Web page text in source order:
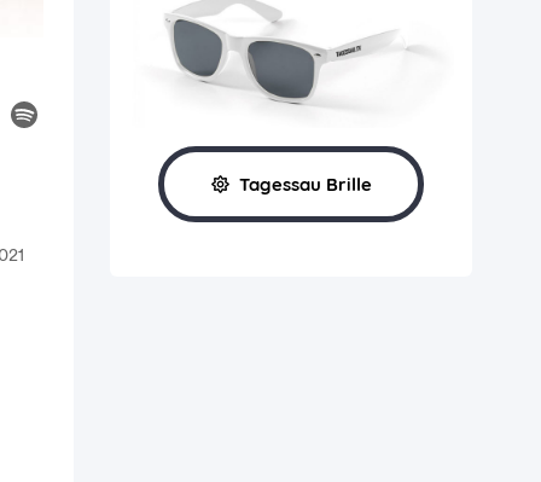
Tagessau Brille